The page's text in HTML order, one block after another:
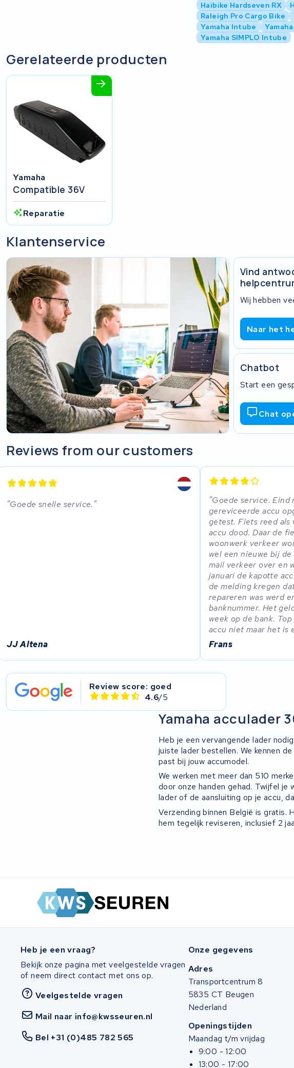
Haibike Hardseven RX
Raleigh Pro Cargo Bike
Yamaha Intube
Yamaha SIMPLO Intube
Gerelateerde producten
Yamaha
Compatible 36V
Reparatie
Klantenservice
Vind
Wij hebben
Naar het
Chatbot
Start een
Chat
Reviews from our customers
Goede snelle service.
JJ Altena
Goede service. Eind
gereviceerde accu
getest. Fiets reed als
accu dood. Daar de
woonwerk verkeer
wel een nieuwe bij
mail verkeer over en
januari de kapotte
de melding kregen
repareren was werd
banknummer. Het
week op de bank.
accu niet maar het is
Frans
Review score: goed
4.6/5
Yamaha acculader
Heb je een vervangende lader
juiste lader bestellen. We kennen
past bij jouw accumodel.
We werken met meer dan 510
door onze handen gehad. Twijfel je
lader of de aansluiting op je accu,
Verzending binnen België is gratis.
hem tegelijk reviseren, inclusief 2
Heb je een vraag?
Bekijk onze pagina met veelgestelde vragen
of neem direct contact met ons op.
Veelgestelde vragen
Mail naar info@kwsseuren.nl
Bel +31 (0)485 782 565
Onze gegevens
Adres
Transportcentrum 8
5835 CT Beugen
Nederland
Openingstijden
Maandag t/m vrijdag
9:00 - 12:00
13:00 - 17:00